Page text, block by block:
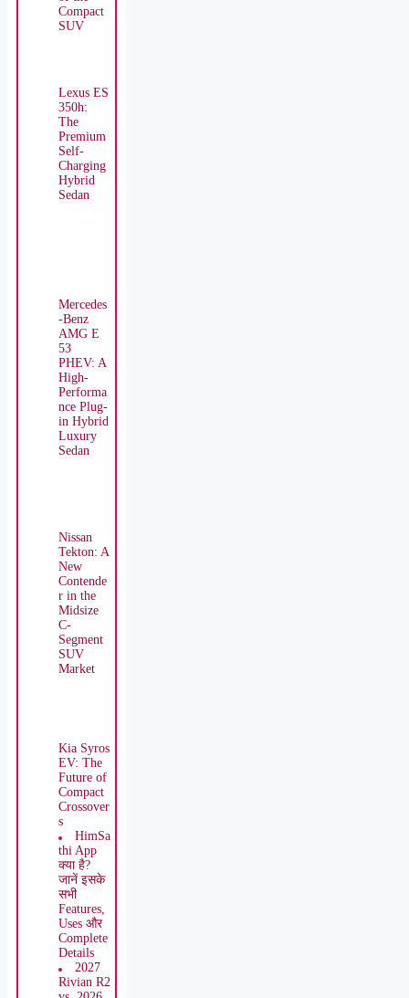
Compact
SUV
Lexus ES
350h:
The
Premium
Self-
Charging
Hybrid
Sedan
Mercedes
-Benz
AMG E
53
PHEV: A
High-
Performa
nce Plug-
in Hybrid
Luxury
Sedan
Nissan
Tekton: A
New
Contende
r in the
Midsize
C-
Segment
SUV
Market
Kia Syros
EV: The
Future of
Compact
Crossover
s
HimSathi
App क्या
है? जानें
इसके सभी
Features,
Uses और
Complete
Details